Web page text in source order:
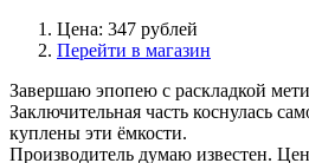
Цена: 347 рублей
Перейти в магазин
Завершаю эпопею с раскладкой
Заключительная часть коснулась
куплены эти ёмкости.
Производитель думаю известен.